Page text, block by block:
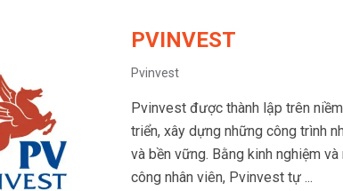
PVINVEST
Pvinvest
Pvinvest được thành lập trên
triển, xây dựng những công trình
và bền vững. Bằng kinh nghiệm
công nhân viên, Pvinvest tự ...